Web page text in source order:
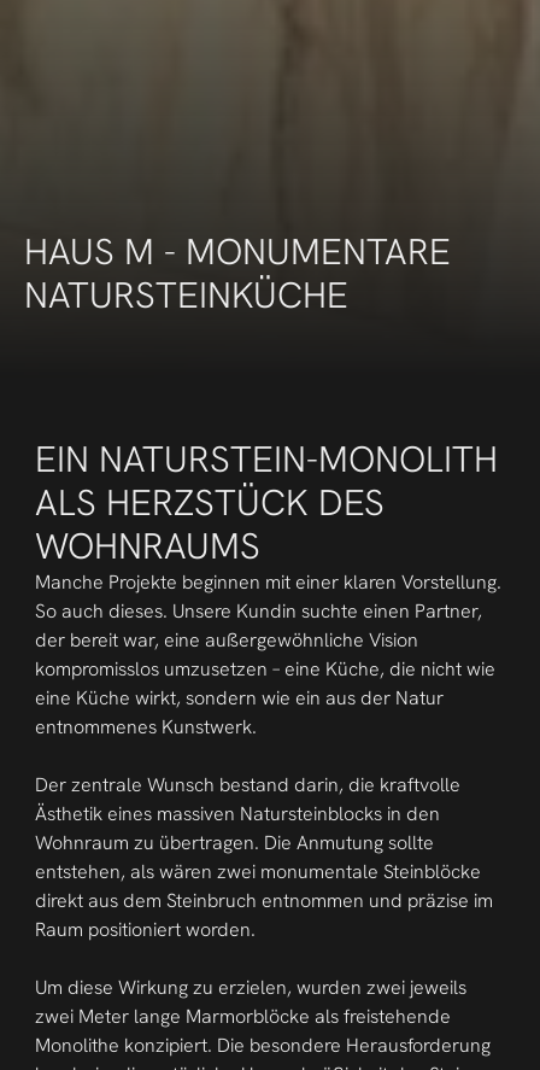
HAUS M - MONUMENTARE
NATURSTEINKÜCHE
EIN NATURSTEIN-MONOLITH
ALS HERZSTÜCK DES
WOHNRAUMS
Manche Projekte beginnen mit einer klaren Vorstellung.
So auch dieses. Unsere Kundin suchte einen Partner,
der bereit war, eine außergewöhnliche Vision
kompromisslos umzusetzen – eine Küche, die nicht wie
eine Küche wirkt, sondern wie ein aus der Natur
entnommenes Kunstwerk.
Der zentrale Wunsch bestand darin, die kraftvolle
Ästhetik eines massiven Natursteinblocks in den
Wohnraum zu übertragen. Die Anmutung sollte
entstehen, als wären zwei monumentale Steinblöcke
direkt aus dem Steinbruch entnommen und präzise im
Raum positioniert worden.
Um diese Wirkung zu erzielen, wurden zwei jeweils
zwei Meter lange Marmorblöcke als freistehende
Monolithe konzipiert. Die besondere Herausforderung